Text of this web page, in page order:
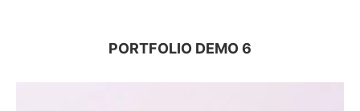
PORTFOLIO DEMO 6